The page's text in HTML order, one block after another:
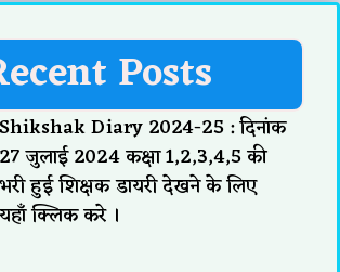
Posts
Shikshak Diary 2024-25 : दिनांक
27 जुलाई 2024 कक्षा 1,2,3,4,5 की
भरी हुई शिक्षक डायरी देखने के लिए
यहाँ क्लिक करे ।